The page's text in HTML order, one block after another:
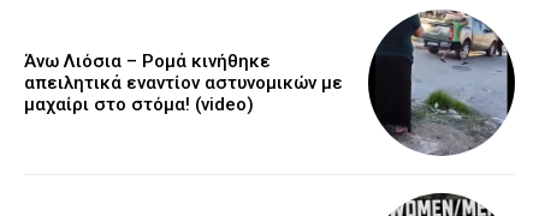
Άνω Λιόσια – Ρομά κινήθηκε
απειλητικά εναντίον αστυνομικών με
μαχαίρι στο στόμα! (video)